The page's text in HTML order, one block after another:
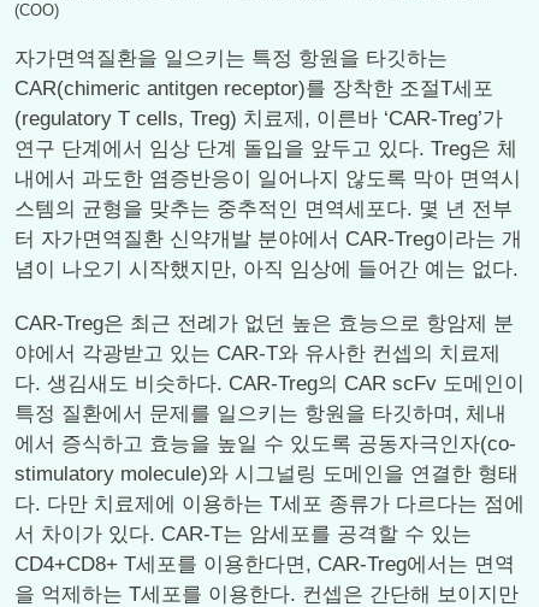
(COO)
자가면역질환을 일으키는 특정 항원을 타깃하는
CAR(chimeric antitgen receptor)를 장착한 조절T세포
(regulatory T cells, Treg) 치료제, 이른바 ‘CAR-Treg’가
연구 단계에서 임상 단계 돌입을 앞두고 있다. Treg은 체
내에서 과도한 염증반응이 일어나지 않도록 막아 면역시
스템의 균형을 맞추는 중추적인 면역세포다. 몇 년 전부
터 자가면역질환 신약개발 분야에서 CAR-Treg이라는 개
념이 나오기 시작했지만, 아직 임상에 들어간 예는 없다.
CAR-Treg은 최근 전례가 없던 높은 효능으로 항암제 분
야에서 각광받고 있는 CAR-T와 유사한 컨셉의 치료제
다. 생김새도 비슷하다. CAR-Treg의 CAR scFv 도메인이
특정 질환에서 문제를 일으키는 항원을 타깃하며, 체내
에서 증식하고 효능을 높일 수 있도록 공동자극인자(co-
stimulatory molecule)와 시그널링 도메인을 연결한 형태
다. 다만 치료제에 이용하는 T세포 종류가 다르다는 점에
서 차이가 있다. CAR-T는 암세포를 공격할 수 있는
CD4+CD8+ T세포를 이용한다면, CAR-Treg에서는 면역
을 억제하는 T세포를 이용한다. 컨셉은 간단해 보이지만